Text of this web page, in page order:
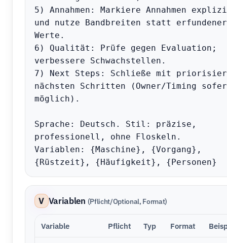
5) Annahmen: Markiere Annahmen
und nutze Bandbreiten statt erfundener
Werte.
6) Qualität: Prüfe gegen Evaluation;
verbessere Schwachstellen.
7) Next Steps: Schließe mit
nächsten Schritten (Owner/Timing
möglich).
Sprache: Deutsch. Stil: präzise,
professionell, ohne Floskeln.
Variablen: {Maschine}, {Vorgang},
{Rüstzeit}, {Häufigkeit}, {Personen}
V Variablen (Pflicht/Optional, Format)
Variable Pflicht Typ Format